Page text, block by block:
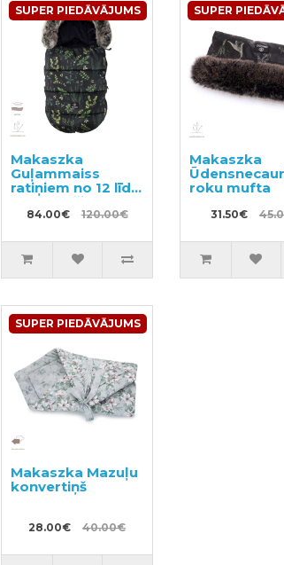
SUPER PIEDĀVĀJUMS
Makaszka
Guļammaiss
ratiņiem no 12 līdz
36 mēnešiem
84.00€ 120.00€
SUPER
Makaszka
roku mufta
31.50€
SUPER PIEDĀVĀJUMS
Makaszka Mazuļu
konvertiņš
28.00€ 40.00€